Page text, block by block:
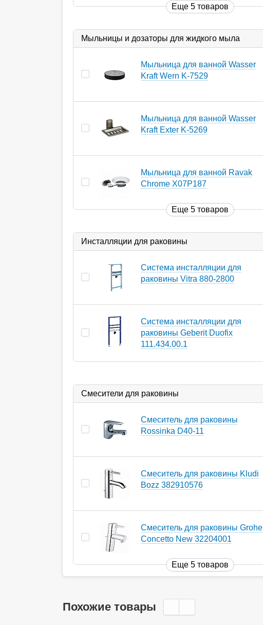
Еще 5 товаров
Мыльницы и дозаторы для жидкого мыла
Мыльница для ванной Wasser
Kraft Wern K-7529
Мыльница для ванной Wasser
Kraft Exter K-5269
Мыльница для ванной Ravak
Chrome X07P187
Еще 5 товаров
Инсталляции для раковины
Система инсталляции для
раковины Vitra 880-2800
Система инсталляции для
раковины Geberit Duofix
111.434.00.1
Смесители для раковины
Смеситель для раковины
Rossinka D40-11
Смеситель для раковины Kludi
Bozz 382910576
Смеситель для раковины Grohe
Concetto New 32204001
Еще 5 товаров
Похожие товары